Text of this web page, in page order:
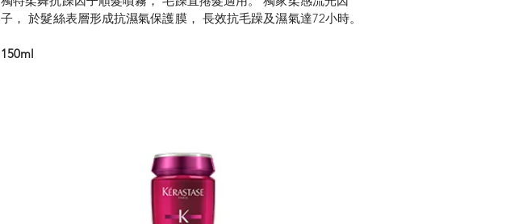
子， 於髮絲表層形成抗濕氣保護膜， 長效抗毛躁及濕氣達72小時。
150ml